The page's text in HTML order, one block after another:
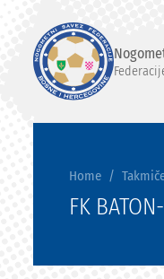
Home
FK